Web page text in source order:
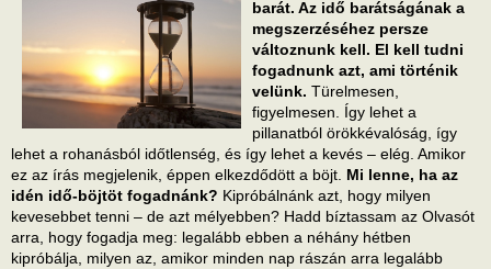
barát. Az idő barátságának a
megszerzéséhez persze
változnunk kell. El kell tudni
fogadnunk azt, ami történik
velünk. Türelmesen,
figyelmesen. Így lehet a
pillanatból örökkévalóság, így
lehet a rohanásból időtlenség, és így lehet a kevés – elég. Amikor
ez az írás megjelenik, éppen elkezdődött a böjt. Mi lenne, ha az
idén idő-böjtöt fogadnánk? Kipróbálnánk azt, hogy milyen
kevesebbet tenni – de azt mélyebben? Hadd bíztassam az Olvasót
arra, hogy fogadja meg: legalább ebben a néhány hétben
kipróbálja, milyen az, amikor minden nap rászán arra legalább